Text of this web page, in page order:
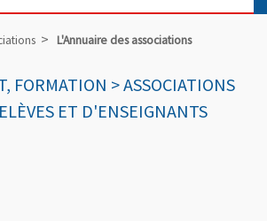
L'Annuaire des associations
FORMATION > ASSOCIATIONS
ET D'ENSEIGNANTS